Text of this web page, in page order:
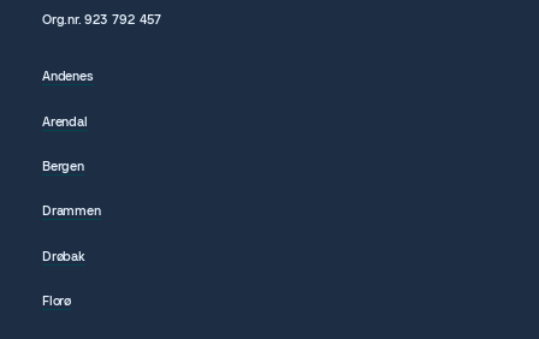
Org.nr.923 792457
Andenes
Arendal
Bergen
Drammen
Drøbak
Florø